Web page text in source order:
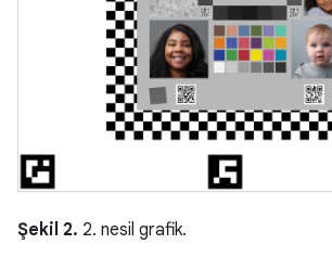
Şekil 2. 2. nesil grafik.